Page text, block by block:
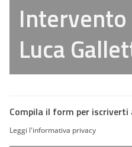
Intervento
Luca
Compila il form per
Leggi l'informativa privacy